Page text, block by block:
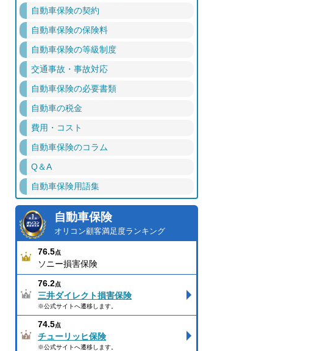
自動車保険の契約
自動車保険の保険料
自動車保険の等級制度
交通事故・事故対応
自動車保険の必要書類
自動車の税金
費用・コスト
自動車保険のコラム
Q＆A
自動車保険用語集
自動車保険
オリコン顧客満足度ランキング
76.5点
ソニー損害保険
76.2点
三井ダイレクト損害保険
※公式サイトへ遷移します。
74.5点
チューリッヒ保険
※公式サイトへ遷移します。